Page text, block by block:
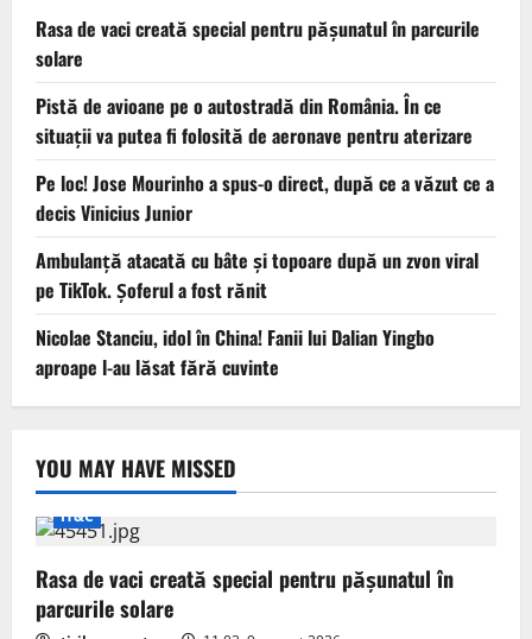
Rasa de vaci creată special pentru pășunatul în parcurile
solare
Pistă de avioane pe o autostradă din România. În ce
situații va putea fi folosită de aeronave pentru aterizare
Pe loc! Jose Mourinho a spus-o direct, după ce a văzut ce a
decis Vinicius Junior
Ambulanță atacată cu bâte și topoare după un zvon viral
pe TikTok. Șoferul a fost rănit
Nicolae Stanciu, idol în China! Fanii lui Dalian Yingbo
aproape l-au lăsat fără cuvinte
YOU MAY HAVE MISSED
IT&C
Rasa de vaci creată special pentru pășunatul în
parcurile solare